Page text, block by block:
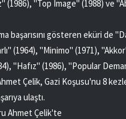
"Top Image" (1988) ve
başarısını gösteren eküri de
(1964), "Minimo" (1971),
"Hafız" (1986), "Popular
Çelik, Gazi Koşusu'nu 8
ulaştı.
Ahmet Çelik'te